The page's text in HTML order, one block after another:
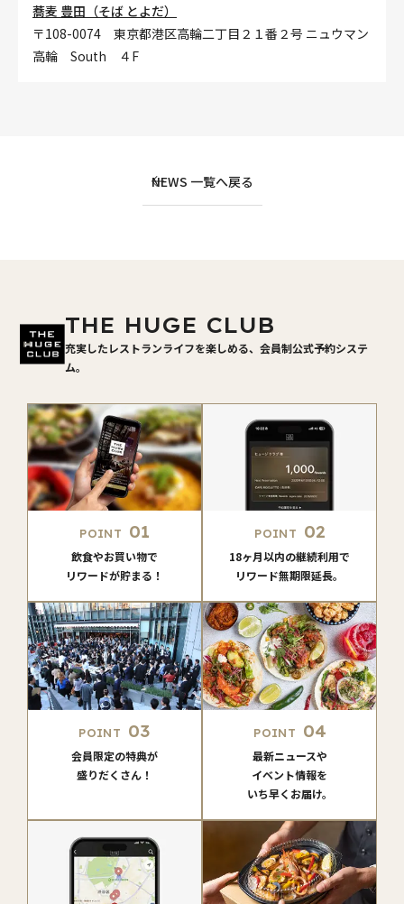
蕎麦 豊田（そば とよだ）
〒108-0074 東京都港区高輪二丁目２１番２号 ニュウマン
高輪 South ４F
NEWS 一覧へ戻る
THE HUGE CLUB
充実したレストランライフを楽しめる、会員制公式予約システ
ム。
POINT 01
飲食やお買い物で
リワードが貯まる！
POINT 02
18ヶ月以内の継続利用で
リワード無期限延長。
POINT 03
会員限定の特典が
盛りだくさん！
POINT 04
最新ニュースや
イベント情報を
いち早くお届け。